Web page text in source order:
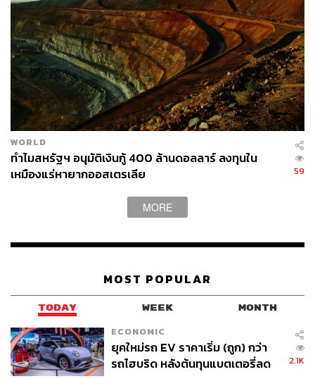
การแก้ไขโดยสมบูรณ์แล้ว” หลังจากที่มีข้อพิพาทมานาน
หลายร้อยปี
ทำไมปูตินยอมยกดินแดนพิพาทบางส่วนให้จีน?
เหตุผลหลักที่ปูตินเลือกเดินเกม “ประนีประนอม” เชิง
ภูมิรัฐศาสตร์เช่นนี้ เพื่อซื้อใจฝ่ายจีน และบริบทในขณะนั้น
หลังสหภาพโซเวียตล่มสลาย เมื่อขึ้นมาเป็นผู้นำรัสเซีย ปูติน
คุกคามจากกลุ่ม NATO ขยายอิทธิพล รัสเซียจึงต้องการรักษา
เสถียรภาพชายแดนตะวันออกที่ติดกับจีน และต้องการสร้าง
ตะวันตก ดังนั้น ปูตินจึงเลือกเดินเกม “ยุติปัญหาชายแดนกับ
1) เพื่อยุติ ปิดปัญหาค้างคากับจีน
หลังจากสิ้นสุดยุคความขัดแย้งจีน-สหภาพโซเวียต ปูติน
ตระหนักดีว่า จีนมีศักยภาพสูงมากเพียงใด จึงไม่ต้องการให้
WORLD
ทำไมสหรัฐฯ อนุมัติเงินกู้ 400 ล้านดอลลาร์ ลงทุนใน
เหมืองแร่หายากออสเตรเลีย
59
MORE
MOST POPULAR
TODAY WEEK MONTH
ECONOMIC
ยุคใหม่รถ EV ราคาเริ่ม (ถูก) กว่า
รถไฮบริด หลังต้นทุนแบตเตอรี่ลด
2.1K